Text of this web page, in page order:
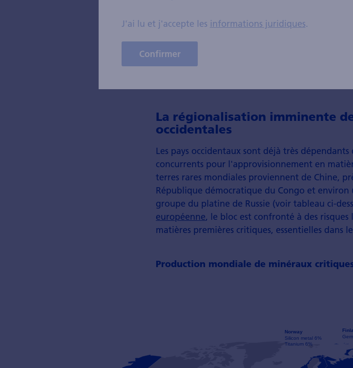
gestion durable des ressources naturelles, mais
pour maintenir les matériaux déjà en circulation
investisseurs qui se concentrent sur le thème
donc toujours garder à l'esprit le facteur de
La régionalisation imminente
occidentales
Les pays occidentaux sont déjà très
concurrents pour l'approvisionnement en
terres rares mondiales proviennent de Chine,
République démocratique du Congo et
groupe du platine de Russie (voir tableau ci-
européenne, le bloc est confronté à des
matières premières critiques, essentielles dans
Production mondiale de minéraux
J'ai lu et j'accepte les informations juridiques.
Confirmer